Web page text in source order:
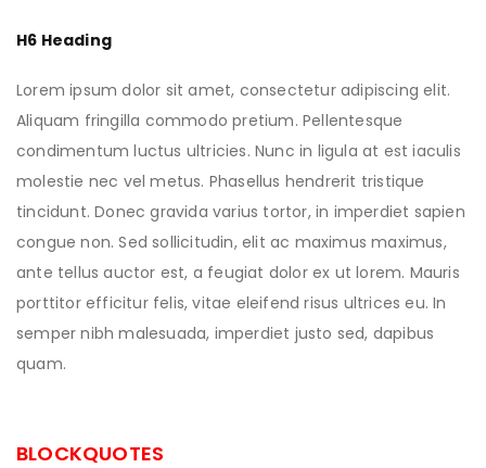
H6 Heading
Lorem ipsum dolor sit amet, consectetur adipiscing elit.
Aliquam fringilla commodo pretium. Pellentesque
condimentum luctus ultricies. Nunc in ligula at est iaculis
molestie nec vel metus. Phasellus hendrerit tristique
tincidunt. Donec gravida varius tortor, in imperdiet sapien
congue non. Sed sollicitudin, elit ac maximus maximus,
ante tellus auctor est, a feugiat dolor ex ut lorem. Mauris
porttitor efficitur felis, vitae eleifend risus ultrices eu. In
semper nibh malesuada, imperdiet justo sed, dapibus
quam.
BLOCKQUOTES